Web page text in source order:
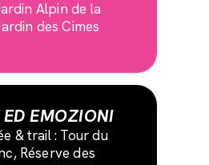
Alpin de la
des Cimes
ED EMOZIONI
& trail : Tour du
Réserve des